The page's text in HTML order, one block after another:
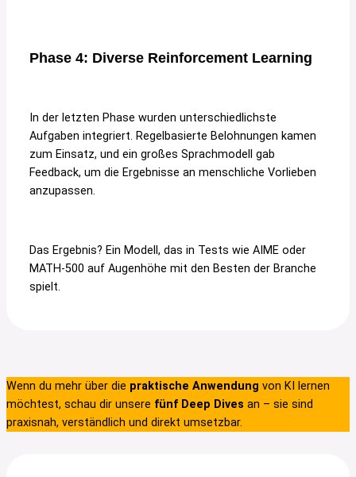
Phase 4: Diverse Reinforcement Learning
In der letzten Phase wurden unterschiedlichste
Aufgaben integriert. Regelbasierte Belohnungen kamen
zum Einsatz, und ein großes Sprachmodell gab
Feedback, um die Ergebnisse an menschliche Vorlieben
anzupassen.
Das Ergebnis? Ein Modell, das in Tests wie AIME oder
MATH-500 auf Augenhöhe mit den Besten der Branche
spielt.
Wenn du mehr über die praktische Anwendung von KI lernen
möchtest, schau dir unsere fünf Deep Dives an – sie sind
praxisnah, verständlich und direkt umsetzbar.